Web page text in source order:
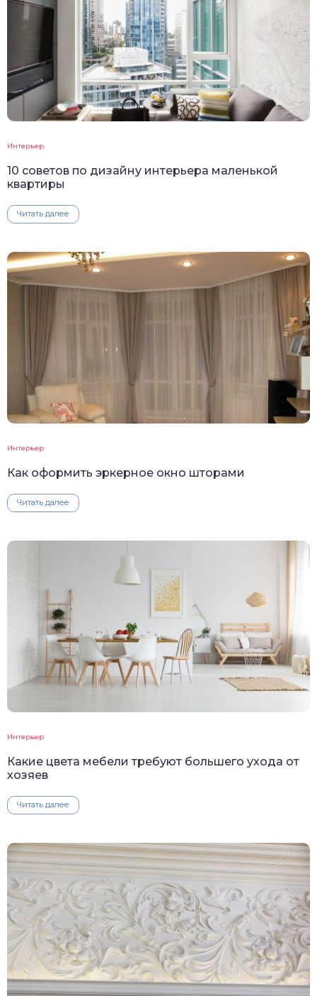
Интерьер
10 советов по дизайну интерьера маленькой
квартиры
Читать далее
Интерьер
Как оформить эркерное окно шторами
Читать далее
Интерьер
Какие цвета мебели требуют большего ухода от
хозяев
Читать далее